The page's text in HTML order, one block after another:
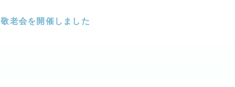
敬老会を開催しました